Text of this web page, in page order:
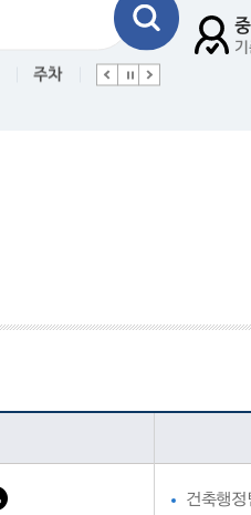
인사 경로당
건축행정